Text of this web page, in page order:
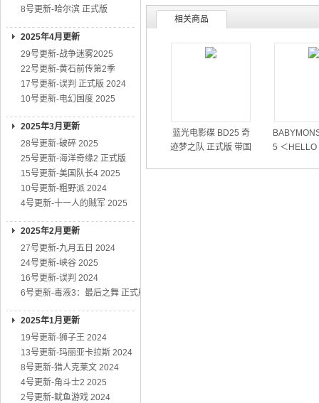
8号更新-哈尔滨 正式版
2025年4月更新
29号更新-战争迷雾2025
22号更新-黄石前传第2季
17号更新-误判 正式版 2024
10号更新-电幻国度 2025
2025年3月更新
28号更新-破碎 2025
25号更新-海洋奇缘2 正式版
15号更新-美国队长4 2025
10号更新-粗野派 2024
4号更新-十一人的贼军 2025
2025年2月更新
27号更新-九月五日 2024
24号更新-峡谷 2025
16号更新-误判 2024
6号更新-毒液3：最后之舞 正式版
2025年1月更新
19号更新-狮子王 2024
13号更新-玛丽亚卡拉斯 2024
8号更新-猎人克莱文 2024
4号更新-角斗士2 2025
2号更新-鱿鱼游戏 2024
相关商品
蓝光电影碟 BD25 奇
迹梦之队 正式版 带国
5 ＜HELLO